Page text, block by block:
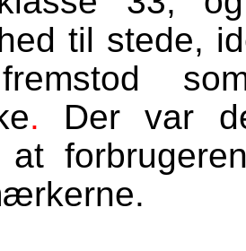
til stede,
. Der var
at